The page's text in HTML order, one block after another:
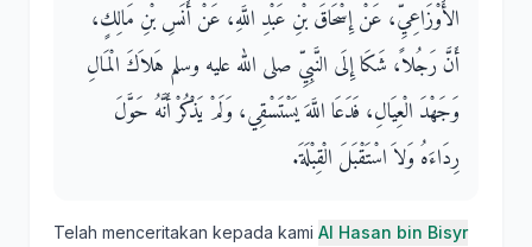
الأَوْزَاعِيِّ، عَنْ إِسْحَاقَ بْنِ عَبْدِ اللَّهِ، عَنْ أَنَسِ بْنِ مَالِكٍ،
أَنَّ رَجُلاً، شَكَا إِلَى النَّبِيِّ صلى الله عليه وسلم هَلاَكَ الْمَالِ
وَجَهْدَ الْعِيَالِ، فَدَعَا اللَّهَ يَسْتَسْقِي، وَلَمْ يَذْكُرْ أَنَّهُ حَوَّلَ
رِدَاءَهُ وَلاَ اسْتَقْبَلَ الْقِبْلَةَ‏.‏
Telah menceritakan kepada kami Al Hasan bin Bisyr